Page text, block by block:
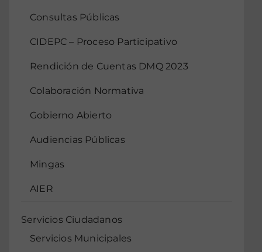
Consultas Públicas
CIDEPC – Proceso Participativo
Rendición de Cuentas DMQ 2023
Colaboración Normativa
Gobierno Abierto
Audiencias Públicas
Mingas
AIER
Servicios Ciudadanos
Servicios Municipales